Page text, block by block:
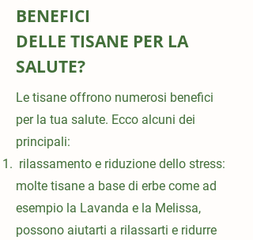
BENEFICI
DELLE TISANE PER LA
SALUTE?
Le tisane offrono numerosi benefici
per la tua salute. Ecco alcuni dei
principali:
rilassamento e riduzione dello stress:
molte tisane a base di erbe come ad
esempio la Lavanda e la Melissa,
possono aiutarti a rilassarti e ridurre